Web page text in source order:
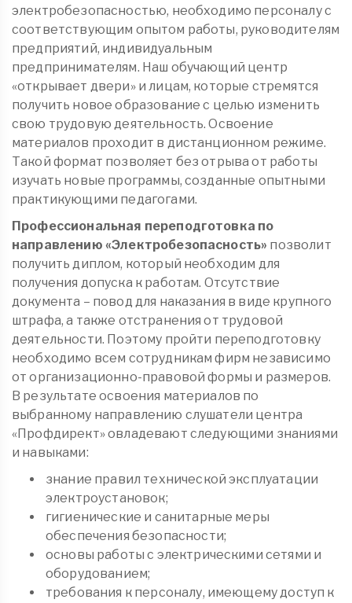
электробезопасностью, необходимо персоналу с
соответствующим опытом работы, руководителям
предприятий, индивидуальным
предпринимателям. Наш обучающий центр
«открывает двери» и лицам, которые стремятся
получить новое образование с целью изменить
свою трудовую деятельность. Освоение
материалов проходит в дистанционном режиме.
Такой формат позволяет без отрыва от работы
изучать новые программы, созданные опытными
практикующими педагогами.
Профессиональная переподготовка по
направлению «Электробезопасность» позволит
получить диплом, который необходим для
получения допуска к работам. Отсутствие
документа – повод для наказания в виде крупного
штрафа, а также отстранения от трудовой
деятельности. Поэтому пройти переподготовку
необходимо всем сотрудникам фирм независимо
от организационно-правовой формы и размеров.
В результате освоения материалов по
выбранному направлению слушатели центра
«Профдирект» овладевают следующими знаниями
и навыками:
знание правил технической эксплуатации
электроустановок;
гигиенические и санитарные меры
обеспечения безопасности;
основы работы с электрическими сетями и
оборудованием;
требования к персоналу, имеющему доступ к